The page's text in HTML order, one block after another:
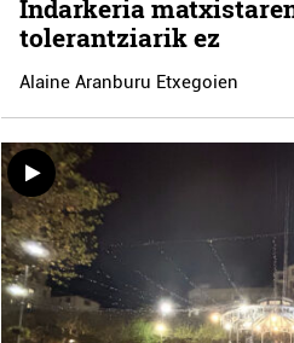
Indarkeria
tolerantziarik ez
Alaine Aranburu Etxegoien